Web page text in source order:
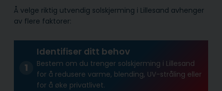
Å velge riktig utvendig solskjerming i Lillesand avhenger
av flere faktorer:
Identifiser ditt behov
Bestem om du trenger solskjerming i Lillesand
for å redusere varme, blending, UV-stråling eller
for å øke privatlivet.